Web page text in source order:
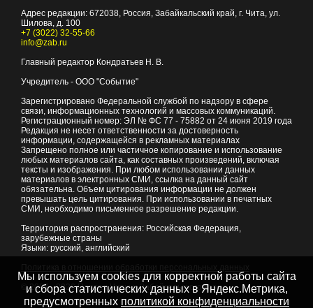
Адрес редакции: 672038, Россия, Забайкальский край, г. Чита, ул.
Шилова, д. 100
+7 (3022) 32-55-66
info@zab.ru
Главный редактор Кондратьев Н. В.
Учредитель - ООО "Событие"
Зарегистрировано Федеральной службой по надзору в сфере
связи, информационных технологий и массовых коммуникаций.
Регистрационный номер: ЭЛ № ФС 77 - 75882 от 24 июня 2019 года
Редакция не несет ответственности за достоверность
информации, содержащейся в рекламных материалах
Запрещено полное или частичное копирование и использование
любых материалов сайта, как составных произведений, включая
тексты и изображения. При любом использовании данных
материалов в электронных СМИ, ссылка на данный сайт
обязательна. Объем цитирования информации не должен
превышать цель цитирования. При использовании в печатных
СМИ, необходимо письменное разрешение редакции.
Территория распространения: Российская Федерация,
зарубежные страны
Языки: русский, английский
© 2007 - 2026Портал Читы и Забайкальского края
Мы используем cookies для корректной работы сайта
и сбора статистических данных в Яндекс.Метрика,
предусмотренных политикой конфиденциальности